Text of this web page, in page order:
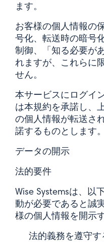
ます。
お客様の個人情報の
号化、転送時の暗号
制御、「知る必要が
れますが、これらに
せん。
本サービスにログイ
は本規約を承諾し、
の個人情報が転送さ
諾するものとします。
データの開示
法的要件
Wise Systemsは、以
動が必要であると誠
様の個人情報を開示
法的義務を遵守す